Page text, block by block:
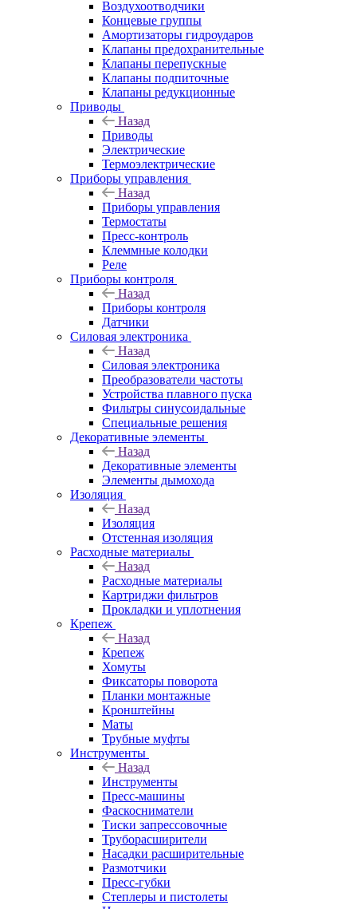
Воздухоотводчики
Концевые группы
Амортизаторы гидроударов
Клапаны предохранительные
Клапаны перепускные
Клапаны подпиточные
Клапаны редукционные
Приводы
Назад
Приводы
Электрические
Термоэлектрические
Приборы управления
Назад
Приборы управления
Термостаты
Пресс-контроль
Клеммные колодки
Реле
Приборы контроля
Назад
Приборы контроля
Датчики
Силовая электроника
Назад
Силовая электроника
Преобразователи частоты
Устройства плавного пуска
Фильтры синусоидальные
Специальные решения
Декоративные элементы
Назад
Декоративные элементы
Элементы дымохода
Изоляция
Назад
Изоляция
Отстенная изоляция
Расходные материалы
Назад
Расходные материалы
Картриджи фильтров
Прокладки и уплотнения
Крепеж
Назад
Крепеж
Хомуты
Фиксаторы поворота
Планки монтажные
Кронштейны
Маты
Трубные муфты
Инструменты
Назад
Инструменты
Пресс-машины
Фаскосниматели
Тиски запрессовочные
Труборасширители
Насадки расширительные
Размотчики
Пресс-губки
Степлеры и пистолеты